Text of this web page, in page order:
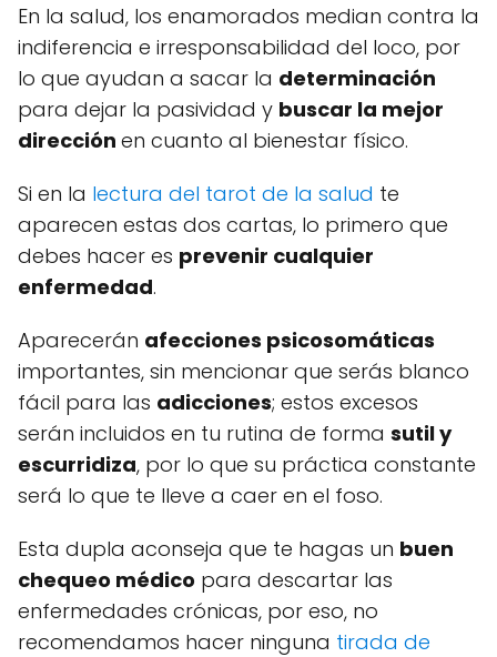
En la salud, los enamorados median contra la
indiferencia e irresponsabilidad del loco, por
lo que ayudan a sacar la determinación
para dejar la pasividad y buscar la mejor
dirección en cuanto al bienestar físico.
Si en la lectura del tarot de la salud te
aparecen estas dos cartas, lo primero que
debes hacer es prevenir cualquier
enfermedad.
Aparecerán afecciones psicosomáticas
importantes, sin mencionar que serás blanco
fácil para las adicciones; estos excesos
serán incluidos en tu rutina de forma sutil y
escurridiza, por lo que su práctica constante
será lo que te lleve a caer en el foso.
Esta dupla aconseja que te hagas un buen
chequeo médico para descartar las
enfermedades crónicas, por eso, no
recomendamos hacer ninguna tirada de